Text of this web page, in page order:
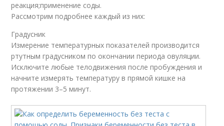
реакция;применение соды.
Рассмотрим подробнее каждый из них:
Градусник
Измерение температурных показателей производится
ртутным градусником по окончании периода овуляции.
Исключите любые телодвижения после пробуждения и
начните измерять температуру в прямой кишке на
протяжении 3–5 минут.